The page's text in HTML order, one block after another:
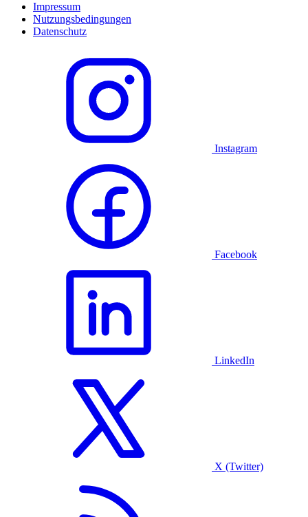
Impressum
Nutzungsbedingungen
Datenschutz
Instagram
Facebook
LinkedIn
X (Twitter)